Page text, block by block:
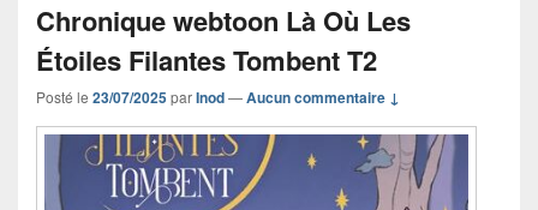
Chronique webtoon Là Où Les
Étoiles Filantes Tombent T2
Posté le 23/07/2025parInod—Aucun commentaire ↓